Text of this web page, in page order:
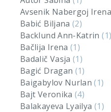
Avsenik Nabergoj
Babić Biljana(2)
Backlund Ann-Katrin(1)
Bačlija Irena(1)
Badalič Vasja(1)
Bagić Dragan (1)
Baigabylov Nurlan(1)
Bajt Veronika(4)
Balakayeva Lyailya (1)